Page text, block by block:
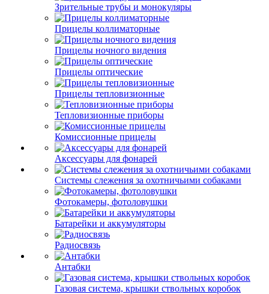
Зрительные трубы и монокуляры
Прицелы коллиматорные
Прицелы ночного видения
Прицелы оптические
Прицелы тепловизионные
Тепловизионные приборы
Комиссионные прицелы
Аксессуары для фонарей
Системы слежения за охотничьими собаками
Фотокамеры, фотоловушки
Батарейки и аккумуляторы
Радиосвязь
Антабки
Газовая система, крышки ствольных коробок